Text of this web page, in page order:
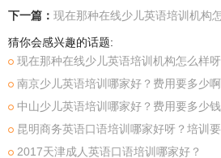
下一篇： 现在那种在线少儿英语培训机构
猜你会感兴趣的话题:
现在那种在线少儿英语培训机构怎么样呀
南京少儿英语培训哪家好？费用要多少啊
中山少儿英语培训哪家好？费用要多少钱
昆明商务英语口语培训哪家好呀？培训
2017天津成人英语口语培训哪家好？